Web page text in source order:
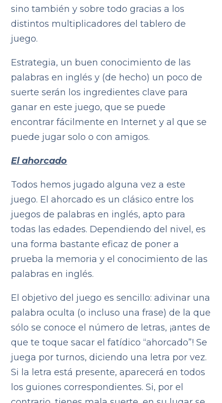
sino también y sobre todo gracias a los
distintos multiplicadores del tablero de
juego.
Estrategia, un buen conocimiento de las
palabras en inglés y (de hecho) un poco de
suerte serán los ingredientes clave para
ganar en este juego, que se puede
encontrar fácilmente en Internet y al que se
puede jugar solo o con amigos.
El ahorcado
Todos hemos jugado alguna vez a este
juego. El ahorcado es un clásico entre los
juegos de palabras en inglés, apto para
todas las edades. Dependiendo del nivel, es
una forma bastante eficaz de poner a
prueba la memoria y el conocimiento de las
palabras en inglés.
El objetivo del juego es sencillo: adivinar una
palabra oculta (o incluso una frase) de la que
sólo se conoce el número de letras, ¡antes de
que te toque sacar el fatídico “ahorcado”! Se
juega por turnos, diciendo una letra por vez.
Si la letra está presente, aparecerá en todos
los guiones correspondientes. Si, por el